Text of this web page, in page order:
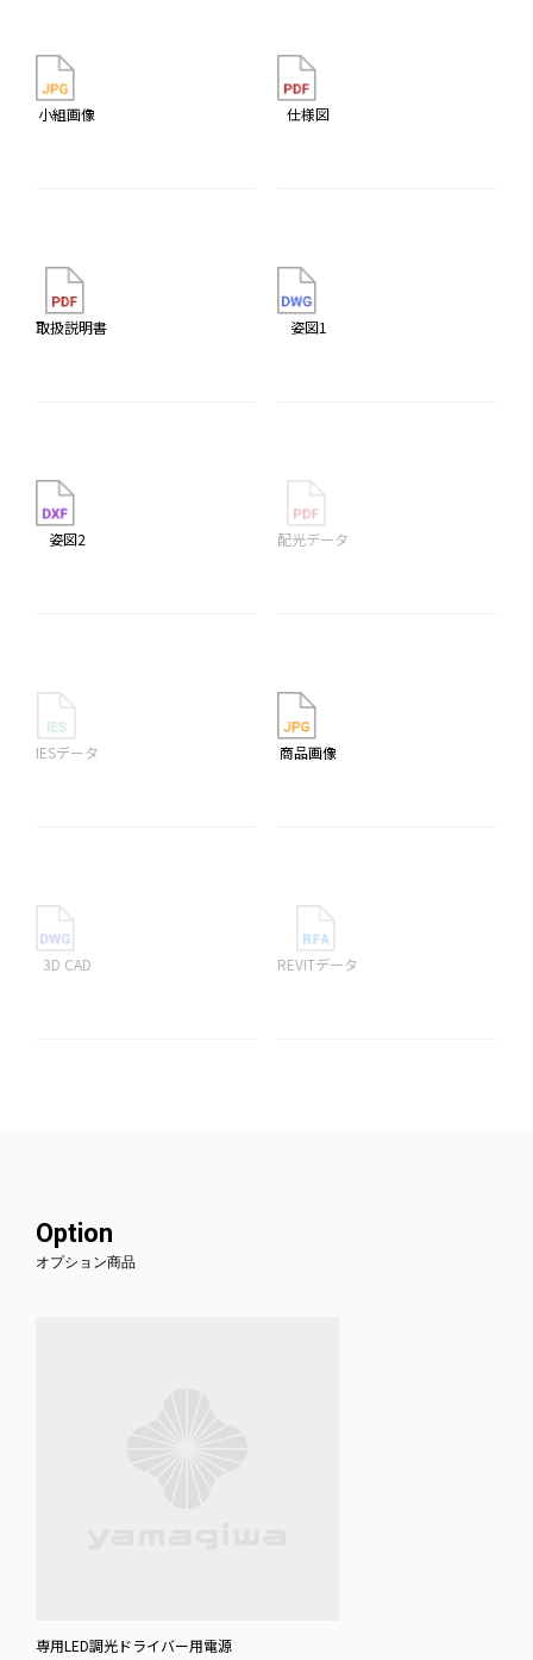
小組画像 仕様図
取扱説明書 姿図1
姿図2 配光データ
IESデータ 商品画像
3D CAD REVITデータ
Option
オプション商品
専用LED調光ドライバー用電源